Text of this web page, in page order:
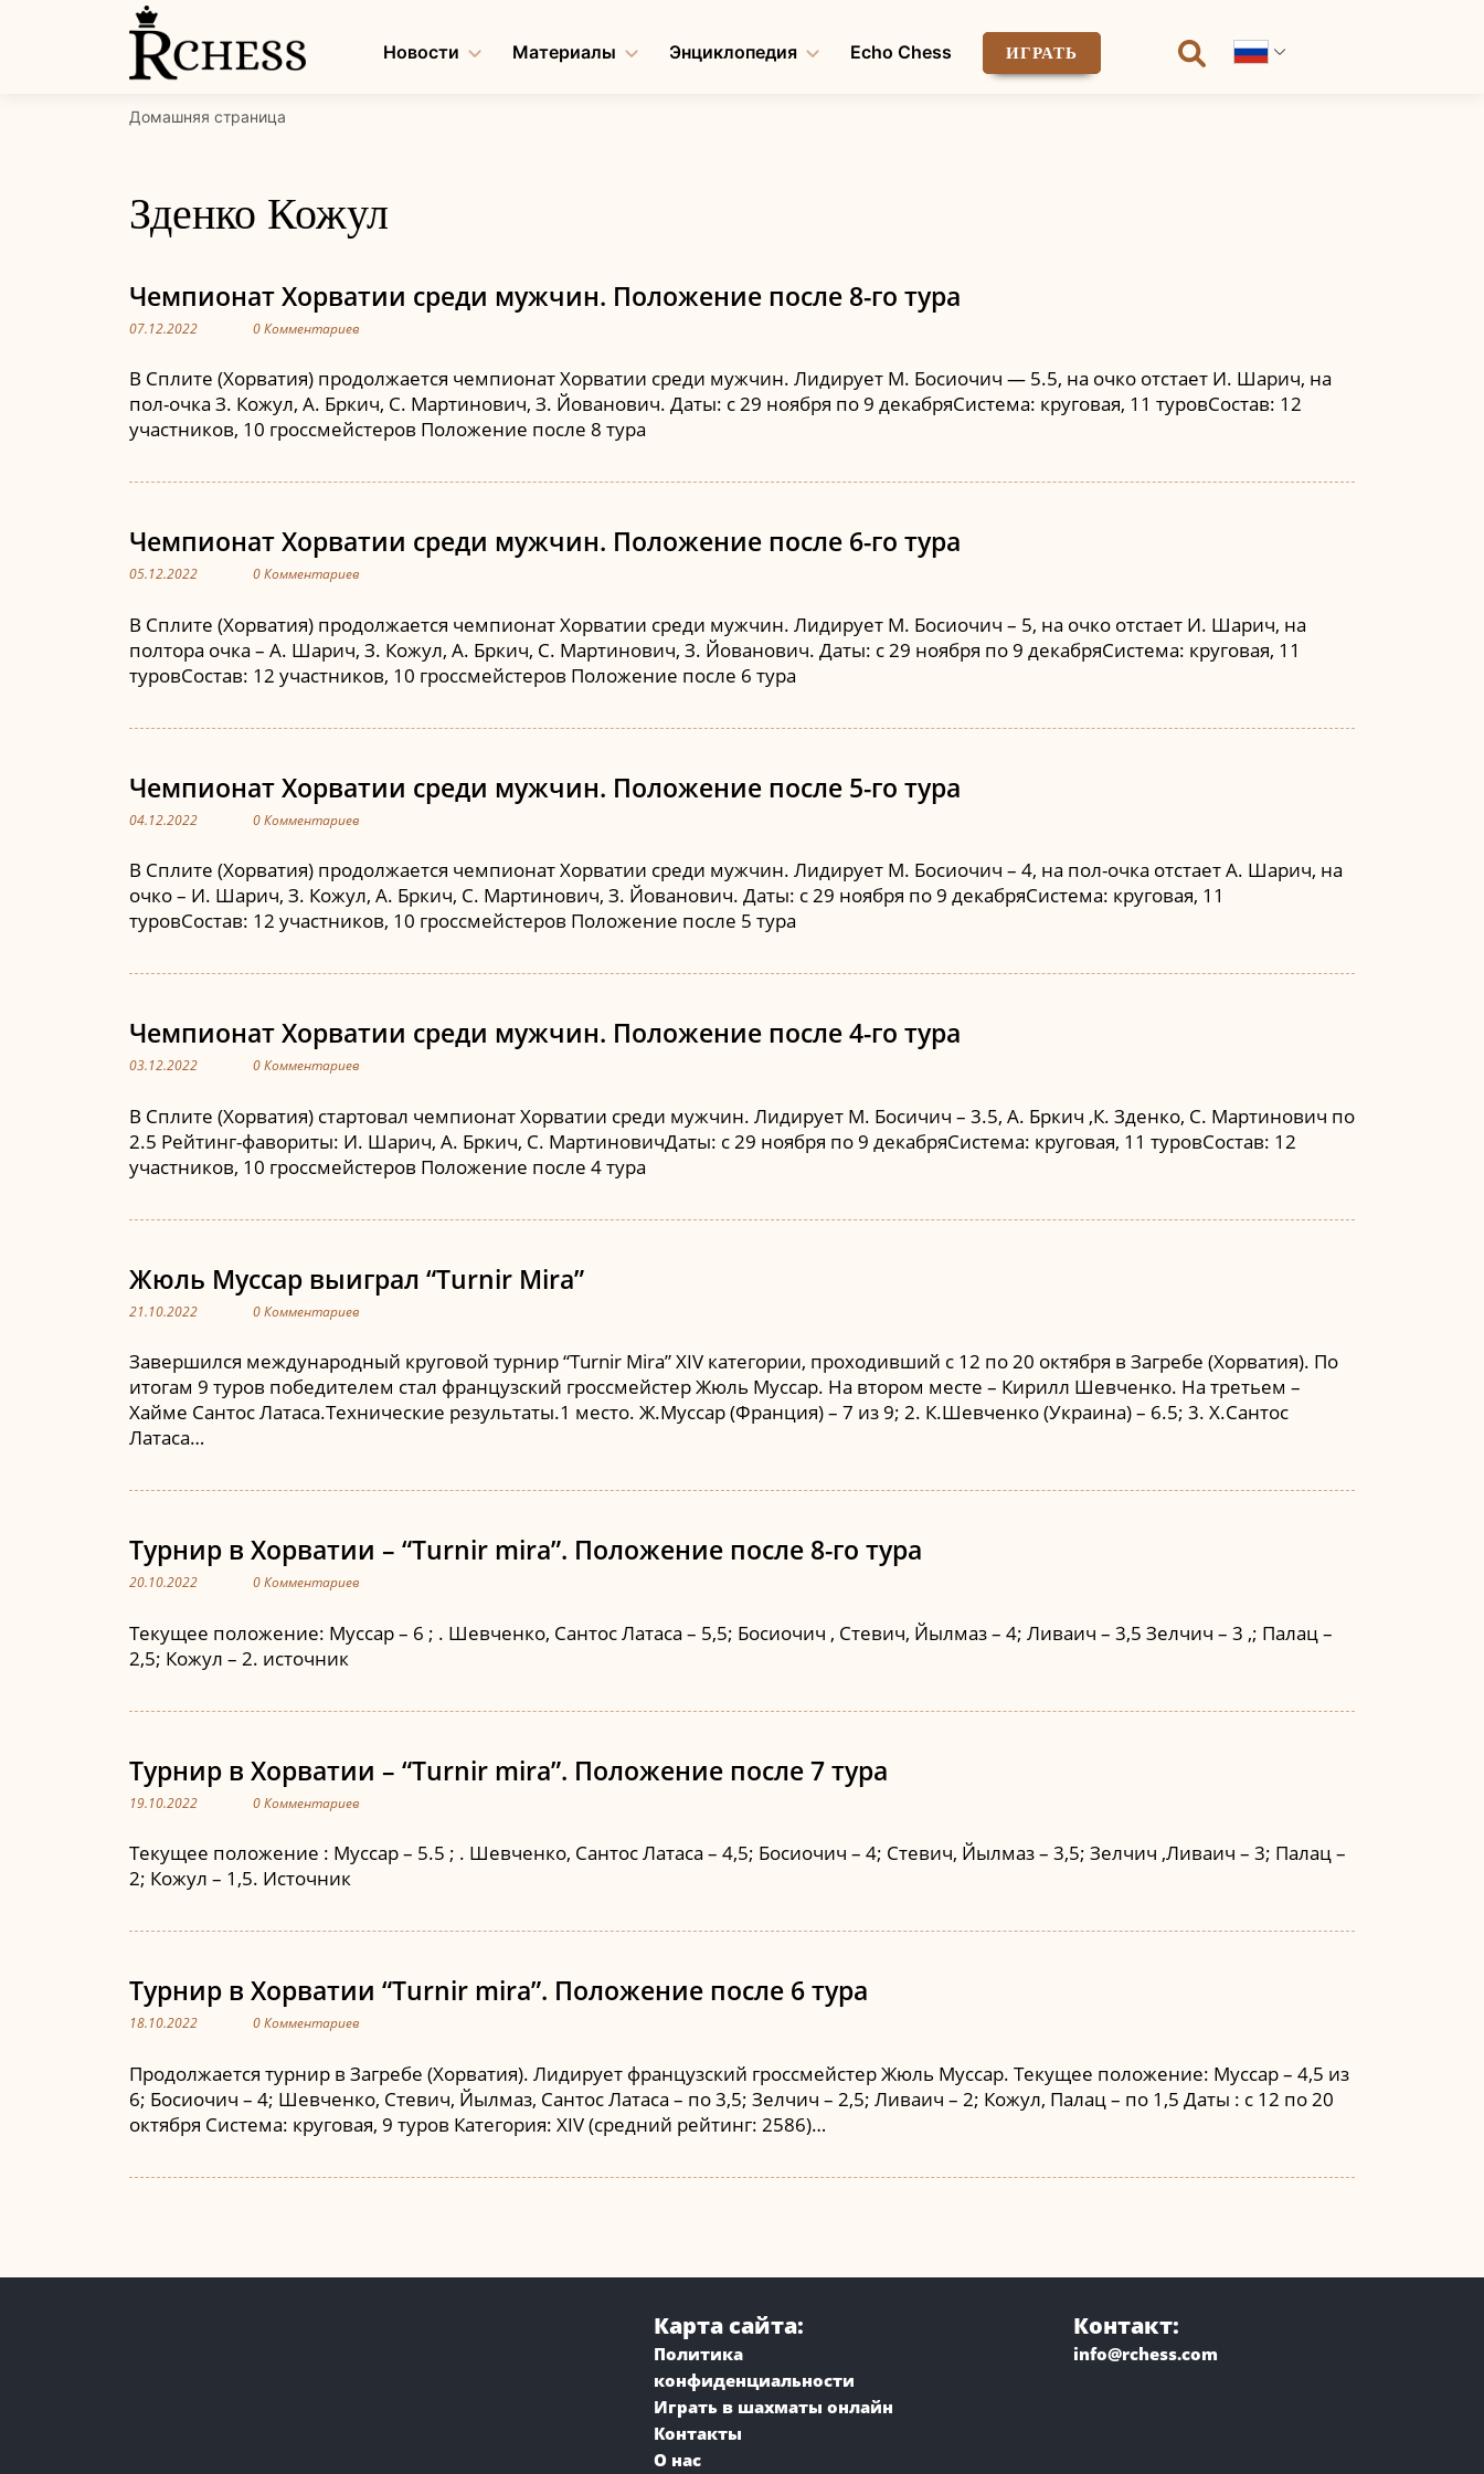
Новости Материалы Энциклопедия Echo Chess ИГРАТЬ
Домашняя страница
Зденко Кожул
Чемпионат Хорватии среди мужчин. Положение после 8-го тура
07.12.2022 0 Комментариев
В Сплите (Хорватия) продолжается чемпионат Хорватии среди мужчин. Лидирует М. Босиочич — 5.5, на очко отстает И. Шарич, на
пол-очка З. Кожул, А. Бркич, С. Мартинович, З. Йованович. Даты: с 29 ноября по 9 декабряСистема: круговая, 11 туровСостав: 12
участников, 10 гроссмейстеров Положение после 8 тура
Чемпионат Хорватии среди мужчин. Положение после 6-го тура
05.12.2022 0 Комментариев
В Сплите (Хорватия) продолжается чемпионат Хорватии среди мужчин. Лидирует М. Босиочич – 5, на очко отстает И. Шарич, на
полтора очка – А. Шарич, З. Кожул, А. Бркич, С. Мартинович, З. Йованович. Даты: с 29 ноября по 9 декабряСистема: круговая, 11
туровСостав: 12 участников, 10 гроссмейстеров Положение после 6 тура
Чемпионат Хорватии среди мужчин. Положение после 5-го тура
04.12.2022 0 Комментариев
В Сплите (Хорватия) продолжается чемпионат Хорватии среди мужчин. Лидирует М. Босиочич – 4, на пол-очка отстает А. Шарич, на
очко – И. Шарич, З. Кожул, А. Бркич, С. Мартинович, З. Йованович. Даты: с 29 ноября по 9 декабряСистема: круговая, 11
туровСостав: 12 участников, 10 гроссмейстеров Положение после 5 тура
Чемпионат Хорватии среди мужчин. Положение после 4-го тура
03.12.2022 0 Комментариев
В Сплите (Хорватия) стартовал чемпионат Хорватии среди мужчин. Лидирует М. Босичич – 3.5, А. Бркич ,К. Зденко, С. Мартинович по
2.5 Рейтинг-фавориты: И. Шарич, А. Бркич, С. МартиновичДаты: с 29 ноября по 9 декабряСистема: круговая, 11 туровСостав: 12
участников, 10 гроссмейстеров Положение после 4 тура
Жюль Муссар выиграл “Turnir Mira”
21.10.2022 0 Комментариев
Завершился международный круговой турнир “Turnir Mira” XIV категории, проходивший с 12 по 20 октября в Загребе (Хорватия). По
итогам 9 туров победителем стал французский гроссмейстер Жюль Муссар. На втором месте – Кирилл Шевченко. На третьем –
Хайме Сантос Латаса.Технические результаты.1 место. Ж.Муссар (Франция) – 7 из 9; 2. К.Шевченко (Украина) – 6.5; 3. Х.Сантос
Латаса…
Турнир в Хорватии – “Turnir mira”. Положение после 8-го тура
20.10.2022 0 Комментариев
Текущее положение: Муссар – 6 ; . Шевченко, Сантос Латаса – 5,5; Босиочич , Стевич, Йылмаз – 4; Ливаич – 3,5 Зелчич – 3 ,; Палац –
2,5; Кожул – 2. источник
Турнир в Хорватии – “Turnir mira”. Положение после 7 тура
19.10.2022 0 Комментариев
Текущее положение : Муссар – 5.5 ; . Шевченко, Сантос Латаса – 4,5; Босиочич – 4; Стевич, Йылмаз – 3,5; Зелчич ,Ливаич – 3; Палац –
2; Кожул – 1,5. Источник
Турнир в Хорватии “Turnir mira”. Положение после 6 тура
18.10.2022 0 Комментариев
Продолжается турнир в Загребе (Хорватия). Лидирует французский гроссмейстер Жюль Муссар. Текущее положение: Муссар – 4,5 из
6; Босиочич – 4; Шевченко, Стевич, Йылмаз, Сантос Латаса – по 3,5; Зелчич – 2,5; Ливаич – 2; Кожул, Палац – по 1,5 Даты : с 12 по 20
октября Система: круговая, 9 туров Категория: XIV (средний рейтинг: 2586)…
Карта сайта:
Политика
конфиденциальности
Играть в шахматы онлайн
Контакты
О нас
Контакт:
info@rchess.com